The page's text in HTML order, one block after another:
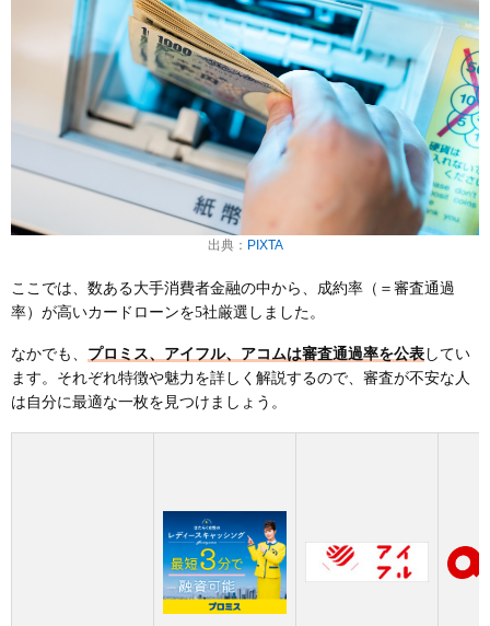
出典： PIXTA
ここでは、数ある大手消費者金融の中から、成約率（＝審査通過
率）が高いカードローンを5社厳選しました。
なかでも、 プロミス、アイフル、アコムは審査通過率を公表 してい
ます。それぞれ特徴や魅力を詳しく解説するので、審査が不安な人
は自分に最適な一枚を見つけましょう。